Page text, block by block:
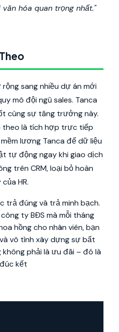
hóa quan trọng nhất."
sang nhiều dự án mới
mô đội ngũ sales. Tanca
cùng sự tăng trưởng này.
theo là tích hợp trực tiếp
lương Tanca để dữ liệu
tự động ngay khi giao dịch
trên CRM, loại bỏ hoàn
HR.
trả đúng và trả minh bạch.
ty BĐS mà mỗi tháng
hồng cho nhân viên, bạn
vô tình xây dựng sự bất
không phải là ưu đãi – đó là
kết